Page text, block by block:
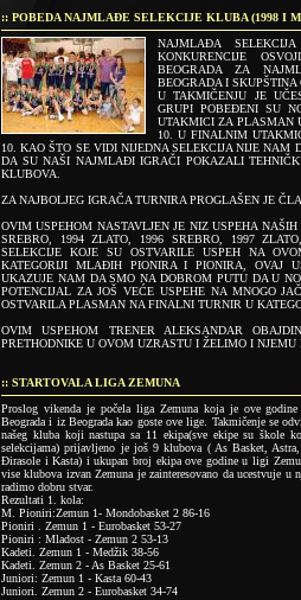
:: POBEDA NAJMLAĐE SELEKCIJE KLUBA (1998 I
NAJMLAĐA
KONKURENCIJE
BEOGRADA ZA
BEOGRADA I
U TAKMIČENJU JE
GRUPI POBEĐENI SU
UTAKMICI ZA PLASMAN
10. U FINALNIM
10. KAO ŠTO SE VIDI NIJEDNA SELEKCIJA NIJE NAM
DA SU NAŠI NAJMLAĐI IGRAČI POKAZALI
KLUBOVA.
ZA NAJBOLJEG IGRAČA TURNIRA PROGLAŠEN JE
OVIM USPEHOM NASTAVLJEN JE NIZ USPEHA
SREBRO, 1994 ZLATO, 1996 SREBRO, 1997
SELEKCIJE KOJE SU OSTVARILE USPEH NA
KATEGORIJI MLAĐIH PIONIRA I PIONIRA, OVAJ
UKAZUJE NAM DA SMO NA DOBROM PUTU DA U
POTENCIJAL ZA JOŠ VEĆE USPEHE NA MNOGO
OSTVARILA PLASMAN NA FINALNI TURNIR U
OVIM USPEHOM TRENER ALEKSANDAR
PRETHODNIKE U OVOM UZRASTU I ŽELIMO I
:: STARTOVALA LIGA ZEMUNA
Proslog vikenda je počela liga Zemuna koja je ove
Beograda i iz Beograda kao goste ove lige. Takmičenje se
našeg kluba koji nastupa sa 11 ekipa(sve ekipe su škole
selekcijama) prijavljeno je još 9 klubova ( As Basket,
Đirasole i Kasta) i ukupan broj ekipa ove godine u ligi
vise klubova izvan Zemuna je zainteresovano da ucestvuje
radimo dobru stvar.
Rezultati 1. kola:
M. Pioniri:Zemun 1- Mondobasket 2 86-16
Pioniri . Zemun 1 - Eurobasket 53-27
Pioniri : Mladost - Zemun 2 53-13
Kadeti. Zemun 1 - Medžik 38-56
Kadeti. Zemun 2 - As Basket 25-61
Juniori: Zemun 1 - Kasta 60-43
Juniori. Zemun 2 - Eurobasket 34-74